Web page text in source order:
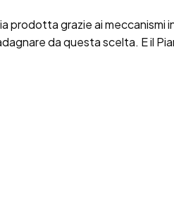
prodotta grazie ai
da questa scelta. E il